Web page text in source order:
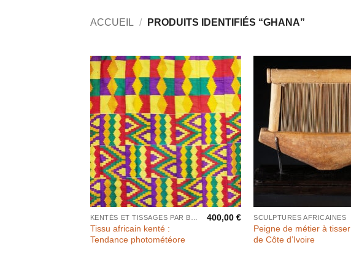
ACCUEIL / PRODUITS IDENTIFIÉS “GHANA”
Tissu africain kenté :
Tendance photométéore
400,00€ SCULPTURES AFRICAINES
Peigne de métier à tisser
de Côte d’Ivoire